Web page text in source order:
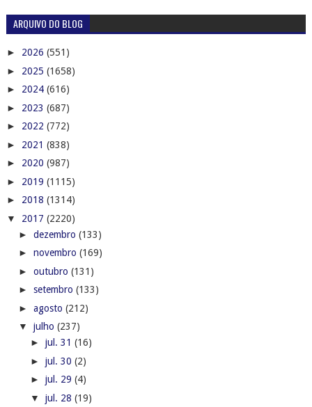
ARQUIVO DO BLOG
► 2026 (551)
► 2025 (1658)
► 2024 (616)
► 2023 (687)
► 2022 (772)
► 2021 (838)
► 2020 (987)
► 2019 (1115)
► 2018 (1314)
▼ 2017 (2220)
► dezembro (133)
► novembro (169)
► outubro (131)
► setembro (133)
► agosto (212)
▼ julho (237)
► jul. 31 (16)
► jul. 30 (2)
► jul. 29 (4)
▼ jul. 28 (19)